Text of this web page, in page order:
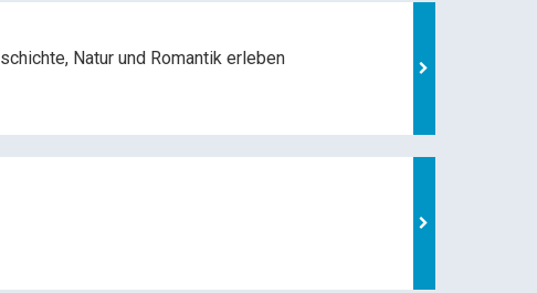
Natur und Romantik erleben